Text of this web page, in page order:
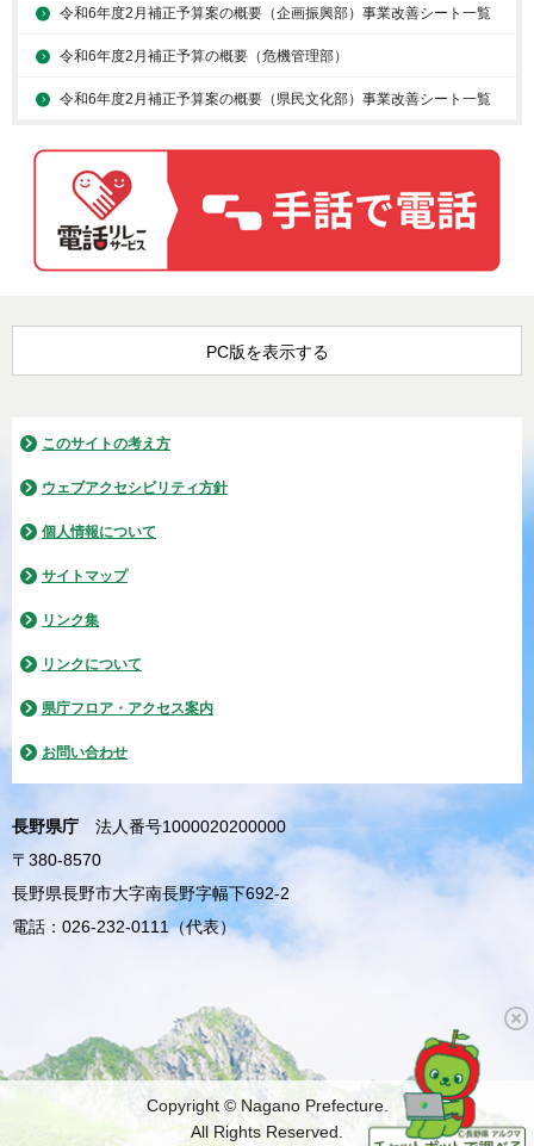
令和6年度2月補正予算案の概要（企画振興部）事業改善シート一覧
令和6年度2月補正予算の概要（危機管理部）
令和6年度2月補正予算案の概要（県民文化部）事業改善シート一覧
PC版を表示する
このサイトの考え方
ウェブアクセシビリティ方針
個人情報について
サイトマップ
リンク集
リンクについて
県庁フロア・アクセス案内
お問い合わせ
長野県庁
法人番号1000020200000
〒380-8570
長野県長野市大字南長野字幅下692-2
電話：026-232-0111（代表）
Copyright © Nagano Prefecture.
All Rights Reserved.